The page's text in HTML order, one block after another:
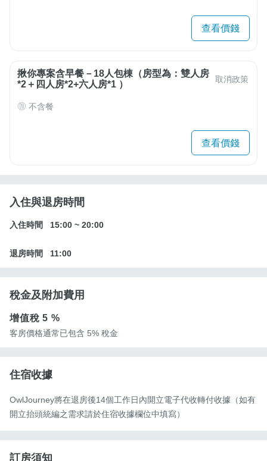
查看價錢
揪你專案含早餐－18人包棟（房型為：雙人房
*2＋四人房*2+六人房*1 ）
取消政策
不含餐
查看價錢
入住與退房時間
入住時間 15:00 ~ 20:00
退房時間 11:00
稅金及附加費用
增值稅5 %
客房價格通常已包含 5% 稅金
住宿收據
OwlJourney將在退房後14個工作日內開立電子代收轉付收據（如有
開立抬頭統編之需求請於住宿收據欄位中填寫）
訂房須知